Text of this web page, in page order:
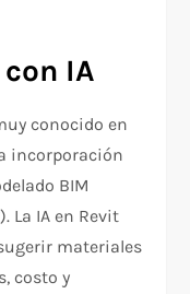
IA
conocido en
incorporación
BIM
La IA en Revit
materiales
costo y